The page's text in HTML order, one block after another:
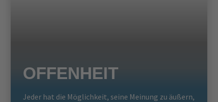
OFFENHEIT
Jeder hat die Möglichkeit, seine Meinung zu äußern,